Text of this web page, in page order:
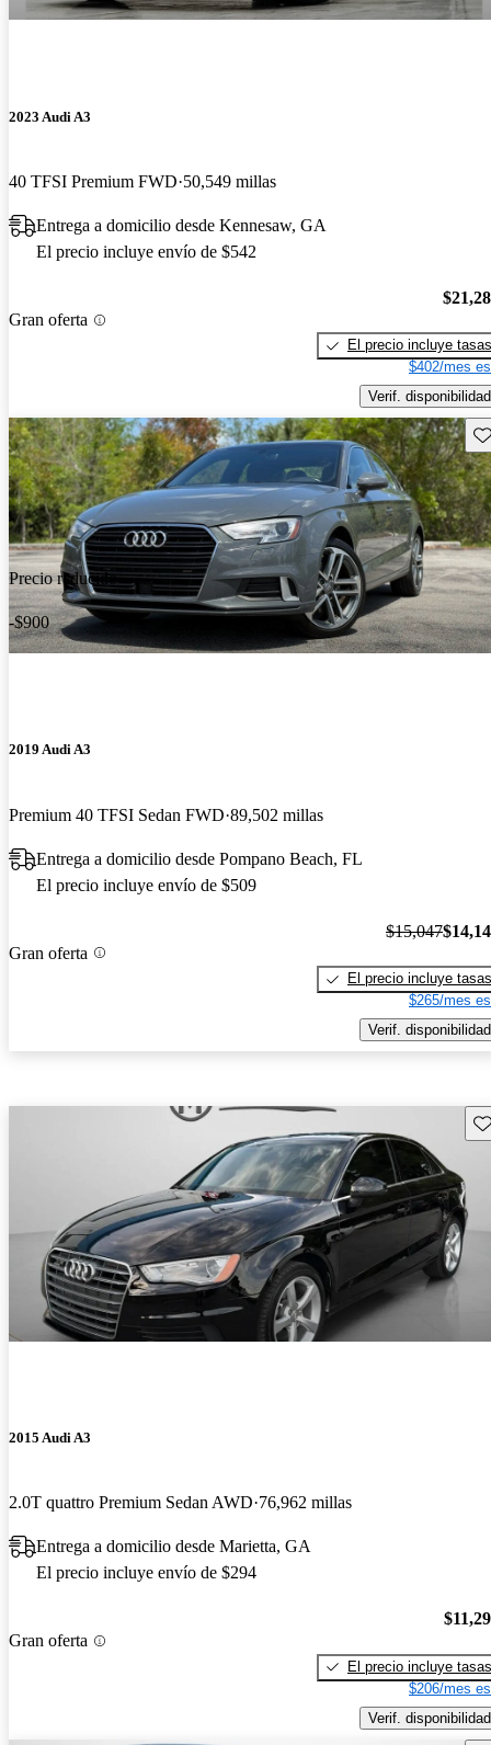
2023 Audi A3
40 TFSI Premium FWD 50,549 millas
Entrega a domicilio desde Kennesaw, GA
El precio incluye envío de $542
Gran oferta
El precio incluye tasas
$402/mes
Verif. disponibilidad
Precio reducido
-$900
2019 Audi A3
Premium 40 TFSI Sedan FWD 89,502 millas
Entrega a domicilio desde Pompano Beach, FL
El precio incluye envío de $509
Gran oferta
$15,047
El precio incluye tasas
$265/mes
Verif. disponibilidad
2015 Audi A3
2.0T quattro Premium Sedan AWD 76,962 millas
Entrega a domicilio desde Marietta, GA
El precio incluye envío de $294
Gran oferta
El precio incluye tasas
$206/mes
Verif. disponibilidad